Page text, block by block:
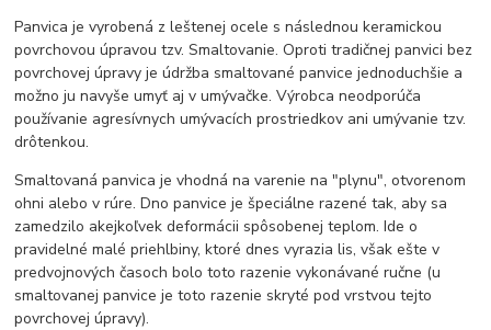
Panvica je vyrobená z leštenej ocele s následnou keramickou
povrchovou úpravou tzv. Smaltovanie. Oproti tradičnej panvici bez
povrchovej úpravy je údržba smaltované panvice jednoduchšie a
možno ju navyše umyť aj v umývačke. Výrobca neodporúča
používanie agresívnych umývacích prostriedkov ani umývanie tzv.
drôtenkou.
Smaltovaná panvica je vhodná na varenie na "plynu", otvorenom
ohni alebo v rúre. Dno panvice je špeciálne razené tak, aby sa
zamedzilo akejkoľvek deformácii spôsobenej teplom. Ide o
pravidelné malé priehlbiny, ktoré dnes vyrazia lis, však ešte v
predvojnových časoch bolo toto razenie vykonávané ručne (u
smaltovanej panvice je toto razenie skryté pod vrstvou tejto
povrchovej úpravy).